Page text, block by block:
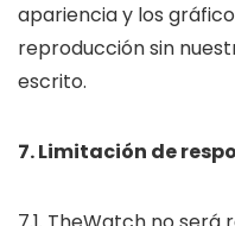
apariencia y los
reproducción sin
escrito.
7. Limitación de